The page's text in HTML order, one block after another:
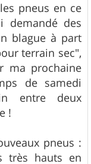
pneus en ce
demandé des
blague à part
terrain sec",
ma prochaine
de samedi
entre deux
!
pneus :
très hauts en